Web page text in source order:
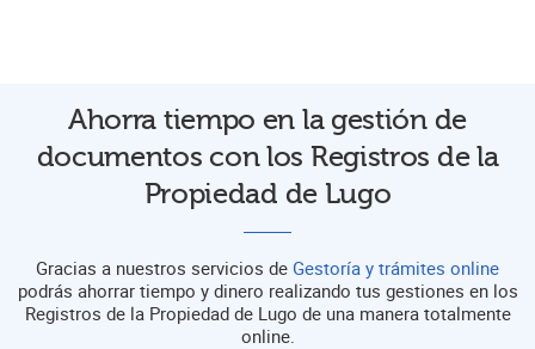
Ahorra tiempo en la gestión de
documentos con los Registros de la
Propiedad de Lugo
Gracias a nuestros servicios de Gestoría y trámites online
podrás ahorrar tiempo y dinero realizando tus gestiones en los
Registros de la Propiedad de Lugo de una manera totalmente
online.